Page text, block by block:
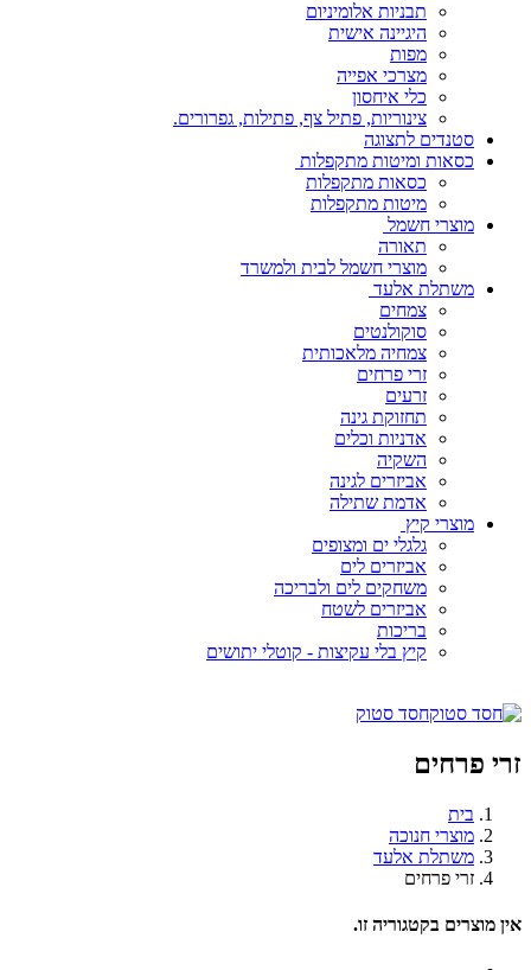
תבניות אלומיניום
היגיינה אישית
מפות
מצרכי אפייה
כלי איחסון
צינוריות, פתיל צף, פתילות, גפרורים.
סטנדים לתצוגה
כסאות ומיטות מתקפלות
כסאות מתקפלות
מיטות מתקפלות
מוצרי חשמל
תאורה
מוצרי חשמל לבית ולמשרד
משתלת אלעד
צמחים
סוקולנטים
צמחיה מלאכותית
זרי פרחים
זרעים
תחזוקת גינה
אדניות וכלים
השקיה
אביזרים לגינה
אדמת שתילה
מוצרי קיץ
גלגלי ים ומצופים
אביזרים לים
משחקים לים ולבריכה
אביזרים לשטח
בריכות
קיץ בלי עקיצות - קוטלי יתושים
חסד סטוק
זרי פרחים
בית
מוצרי חנוכה
משתלת אלעד
זרי פרחים
אין מוצרים בקטגוריה זו.